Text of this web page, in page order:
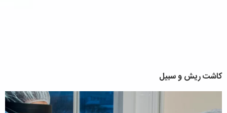
کاشت ریش و سبیل